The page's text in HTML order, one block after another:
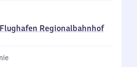
Regionalbahnhof